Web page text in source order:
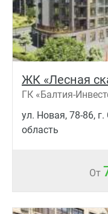
ЖК «Лесная
ГК «Балтия-
ул. Новая, 78-86,
область
От